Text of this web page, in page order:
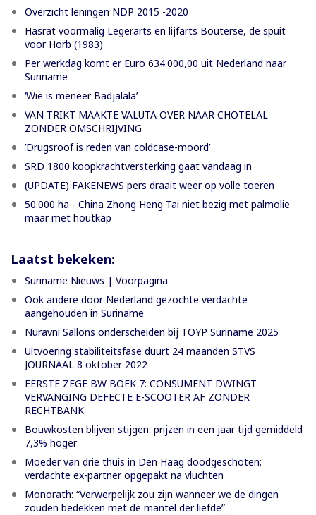
Overzicht leningen NDP 2015 -2020
Hasrat voormalig Legerarts en lijfarts Bouterse, de spuit
voor Horb (1983)
Per werkdag komt er Euro 634.000,00 uit Nederland naar
Suriname
‘Wie is meneer Badjalala’
VAN TRIKT MAAKTE VALUTA OVER NAAR CHOTELAL
ZONDER OMSCHRIJVING
’Drugsroof is reden van coldcase-moord’
SRD 1800 koopkrachtversterking gaat vandaag in
(UPDATE) FAKENEWS pers draait weer op volle toeren
50.000 ha - China Zhong Heng Tai niet bezig met palmolie
maar met houtkap
Laatst bekeken:
Suriname Nieuws | Voorpagina
Ook andere door Nederland gezochte verdachte
aangehouden in Suriname
Nuravni Sallons onderscheiden bij TOYP Suriname 2025
Uitvoering stabiliteitsfase duurt 24 maanden STVS
JOURNAAL 8 oktober 2022
EERSTE ZEGE BW BOEK 7: CONSUMENT DWINGT
VERVANGING DEFECTE E-SCOOTER AF ZONDER
RECHTBANK
Bouwkosten blijven stijgen: prijzen in een jaar tijd gemiddeld
7,3% hoger
Moeder van drie thuis in Den Haag doodgeschoten;
verdachte ex-partner opgepakt na vluchten
Monorath: “Verwerpelijk zou zijn wanneer we de dingen
zouden bedekken met de mantel der liefde”